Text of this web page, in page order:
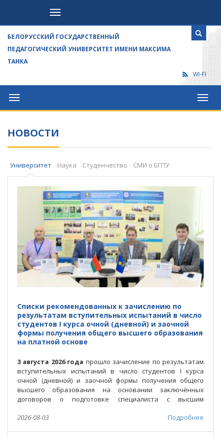
Посетителям
БЕЛОРУССКИЙ ГОСУДАРСТВЕННЫЙ
ПЕДАГОГИЧЕСКИЙ УНИВЕРСИТЕТ ИМЕНИ МАКСИМА
ТАНКА
WI-FI
Университет
НОВОСТИ
Университет Наука Студенчество СМИ о БГПУ
Списки рекомендованных к зачислению по
результатам вступительных испытаний в число
студентов І курса очной (дневной) и заочной
формы получения общего высшего образования
на платной основе
3 августа 2026 года прошло зачисление по результатам
вступительных испытаний в число студентов І курса
очной (дневной) и заочной формы получения общего
высшего образования на основании заключённых
договоров о подготовке специалиста с высшим
2026-08-03
Подробнее